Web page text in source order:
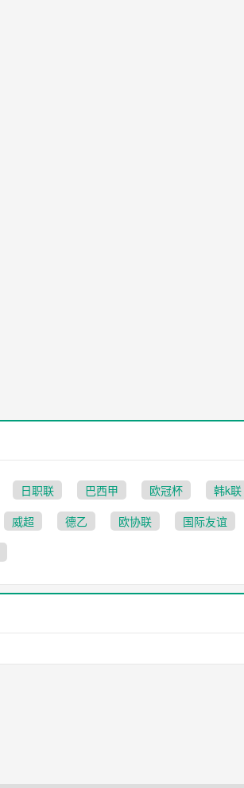
日职联 巴西甲 欧冠杯 韩k联
威超 德乙 欧协联 国际友谊